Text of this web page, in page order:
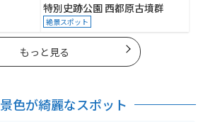
特別史跡公園 西都原古墳群
絶景スポット
もっと見る
色が綺麗なスポット